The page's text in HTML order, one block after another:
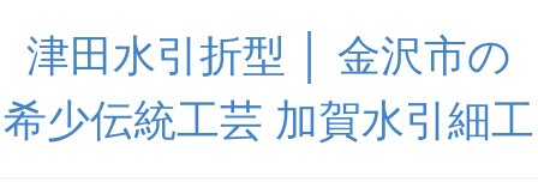
津田水引折型 │ 金沢市の
希少伝統工芸 加賀水引細工